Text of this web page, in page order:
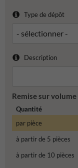
Type de dépôt
Description
Remise sur volume
Quantité
par pièce
à partir de 5 pièces
à partir de 10 pièces